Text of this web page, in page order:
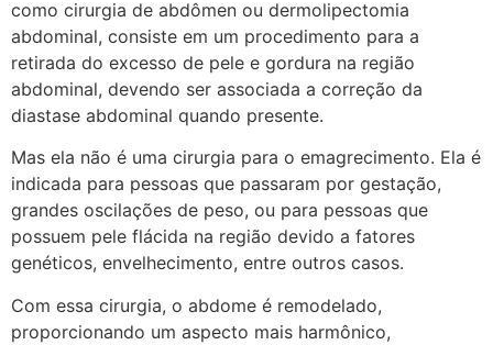
como cirurgia de abdômen ou dermolipectomia
abdominal, consiste em um procedimento para a
retirada do excesso de pele e gordura na região
abdominal, devendo ser associada a correção da
diastase abdominal quando presente.
Mas ela não é uma cirurgia para o emagrecimento. Ela é
indicada para pessoas que passaram por gestação,
grandes oscilações de peso, ou para pessoas que
possuem pele flácida na região devido a fatores
genéticos, envelhecimento, entre outros casos.
Com essa cirurgia, o abdome é remodelado,
proporcionando um aspecto mais harmônico,